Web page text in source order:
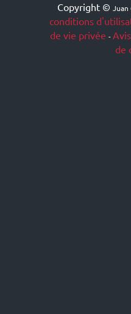
Copyright © Juan
conditions
de vie privée -
de